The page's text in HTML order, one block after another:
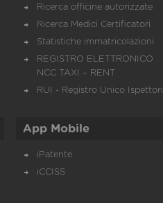
Ricerca officine autorizzate
Ricerca Medici Certificatori
Statistiche immatricolazioni
REGISTRO ELETTRONICO
NCC TAXI – RENT
RUI - Registro Unico Ispettori
App Mobile
iPatente
iCCISS